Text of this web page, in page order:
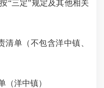
“三定”规定及其他相关
单（不包含洋中镇、
洋中镇）